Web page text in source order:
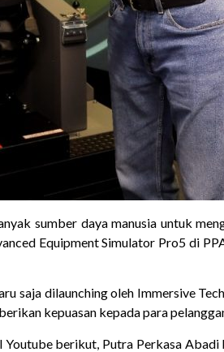
sumber daya manusia untuk
Equipment Simulator Pro5 di
saja dilaunching oleh Immersive
kepuasan kepada para
Youtube berikut, Putra Perkasa Abadi